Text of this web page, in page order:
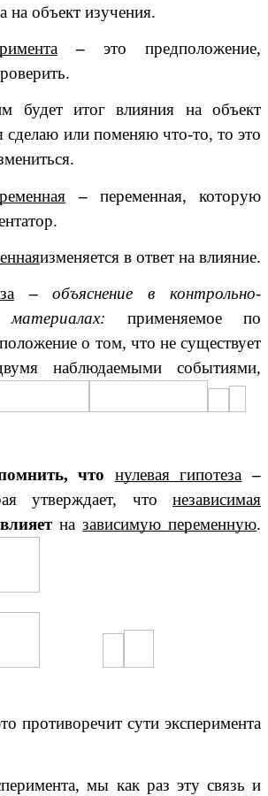
на объект изучения.
– это предположение,
будет итог влияния на объект
сделаю или поменяю что-то, то это
– переменная, которую
изменяется в ответ на влияние.
–объяснение в контрольно-
материалах: применяемое по
о том, что не существует
наблюдаемыми событиями,
что нулевая гипотеза –
утверждает, что независимая
на зависимую переменную.
противоречит сути эксперимента
мы как раз эту связь и